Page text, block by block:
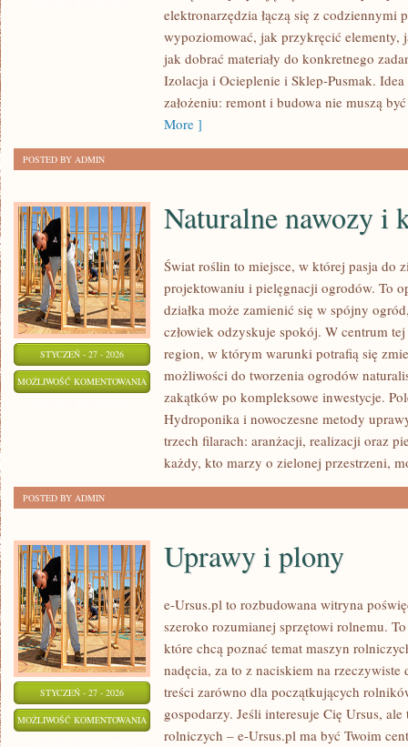
TECHNOLOGIE
BUDOWNICTWIE
elektronarzędzia łączą się z codziennymi
wypoziomować, jak przykręcić elementy,
jak dobrać materiały do konkretnego
Izolacja i Ocieplenie i Sklep-Pusmak.
założeniu: remont i budowa nie muszą
More ]
POSTED BY ADMIN
STYCZEŃ - 27 - 2026
MOŻLIWOŚĆ KOMENTOWANIA NATURALNE
NAWOZY
KOMPOSTOWANIE
Naturalne nawozy i
Świat roślin to miejsce, w której pasja do
projektowaniu i pielęgnacji ogrodów. To
działka może zamienić się w spójny
człowiek odzyskuje spokój. W centrum
region, w którym warunki potrafią się
możliwości do tworzenia ogrodów
zakątków po kompleksowe inwestycje.
Hydroponika i nowoczesne metody
trzech filarach: aranżacji, realizacji oraz
każdy, kto marzy o zielonej przestrzeni,
POSTED BY ADMIN
STYCZEŃ - 27 - 2026
MOŻLIWOŚĆ KOMENTOWANIA UPRAWY
Uprawy i plony
e-Ursus.pl to rozbudowana witryna
szeroko rozumianej sprzętowi rolnemu.
które chcą poznać temat maszyn
nadęcia, za to z naciskiem na
treści zarówno dla początkujących
gospodarzy. Jeśli interesuje Cię Ursus,
rolniczych – e-Ursus.pl ma być Twoim